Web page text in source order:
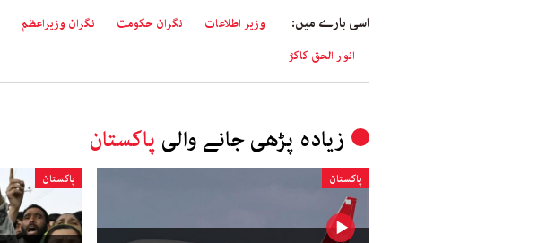
اسی بارے میں: وزیر اطلاعات نگران حکومت نگران وزیراعظم
انوار الحق کاکڑ
زیادہ پڑھی جانے والی پاکستان
پاکستان پاکستان